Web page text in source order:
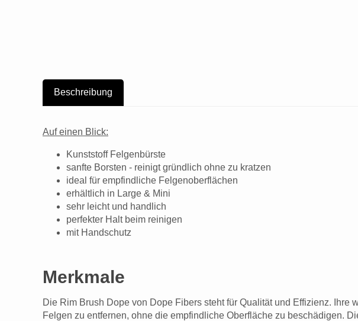
Beschreibung
Auf einen Blick:
Kunststoff Felgenbürste
sanfte Borsten - reinigt gründlich ohne zu kratzen
ideal für empfindliche Felgenoberflächen
erhältlich in Large & Mini
sehr leicht und handlich
perfekter Halt beim reinigen
mit Handschutz
Merkmale
Die Rim Brush Dope von Dope Fibers steht für Qualität und Effizienz.
Felgen zu entfernen, ohne die empfindliche Oberfläche zu beschädigen.